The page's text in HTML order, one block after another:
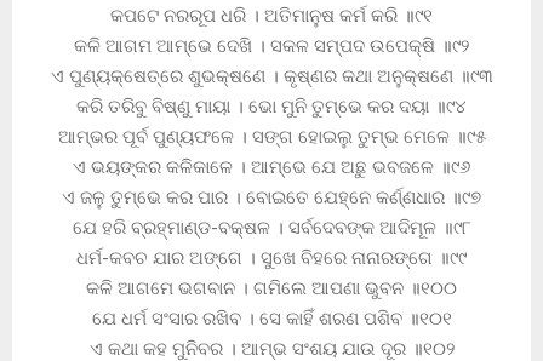
କପଟେ ନରରୂପ ଧରି । ଅତିମାନୁଷ କର୍ମ କରି ॥୯୧
କଳି ଆଗମ ଆମ୍ଭେ ଦେଖି । ସକଳ ସମ୍ପଦ ଉପେକ୍ଷି ॥୯୨
ଏ ପୁଣ୍ୟକ୍ଷେତ୍ରେ ଶୁଭକ୍ଷଣେ । କୃଷ୍ଣର କଥା ଅନୁକ୍ଷଣେ ॥୯୩
କରି ତରିବୁ ବିଷ୍ଣୁ ମାୟା । ଭୋ ମୁନି ତୁମ୍ଭେ କର ଦୟା ॥୯୪
ଆମ୍ଭର ପୂର୍ବ ପୁଣ୍ୟଫଳେ । ସଙ୍ଗ ହୋଇଲୁ ତୁମ୍ଭ ମେଳେ ॥୯୫
ଏ ଭୟଙ୍କର କଳିକାଳେ । ଆମ୍ଭେ ଯେ ଅଛୁ ଭବଜଳେ ॥୯୬
ଏ ଜଳୁ ତୁମ୍ଭେ କର ପାର । ବୋଇତେ ଯେହ୍ନେ କର୍ଣ୍ଣଧାର ॥୯୭
ଯେ ହରି ବ୍ରହ୍ମାଣ୍ଡ-ବକ୍ଷଳ । ସର୍ବଦେବଙ୍କ ଆଦିମୂଳ ॥୯୮
ଧର୍ମ-କବଚ ଯାର ଅଙ୍ଗେ । ସୁଖେ ବିହରେ ନାନାରଙ୍ଗେ ॥୯୯
କଳି ଆଗମେ ଭଗବାନ । ଗମିଲେ ଆପଣା ଭୁବନ ॥୧୦୦
ଯେ ଧର୍ମ ସଂସାର ରଖିବ । ସେ କାହିଁ ଶରଣ ପଶିବ ॥୧୦୧
ଏ କଥା କହ ମୁନିବର । ଆମ୍ଭ ସଂଶୟ ଯାଉ ଦୂର ॥୧୦୨